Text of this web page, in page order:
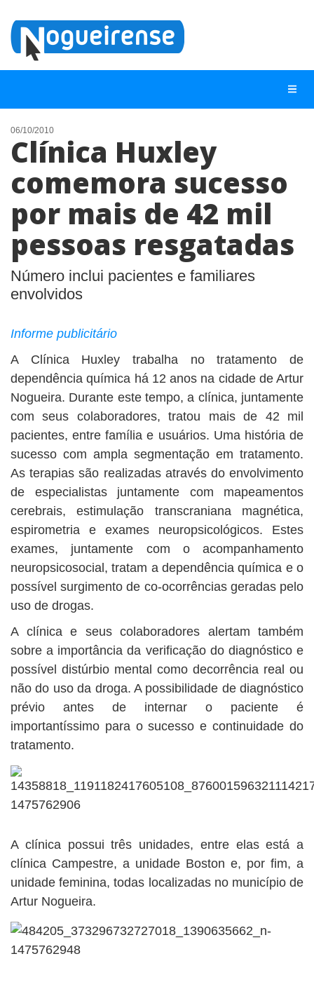
NOTÍCIAS
LISTA DIGITAL
QUEM SOMOS
CONTATO
ANUNCIE
06/10/2010
Clínica Huxley
comemora sucesso
por mais de 42 mil
pessoas resgatadas
Número inclui pacientes e familiares
envolvidos
Informe publicitário
A Clínica Huxley trabalha no tratamento de
dependência química há 12 anos na cidade de Artur
Nogueira. Durante este tempo, a clínica, juntamente
com seus colaboradores, tratou mais de 42 mil
pacientes, entre família e usuários. Uma história de
sucesso com ampla segmentação em tratamento.
As terapias são realizadas através do envolvimento
de especialistas juntamente com mapeamentos
cerebrais, estimulação transcraniana magnética,
espirometria e exames neuropsicológicos. Estes
exames, juntamente com o acompanhamento
neuropsicosocial, tratam a dependência química e o
possível surgimento de co-ocorrências geradas pelo
uso de drogas.
A clínica e seus colaboradores alertam também
sobre a importância da verificação do diagnóstico e
possível distúrbio mental como decorrência real ou
não do uso da droga. A possibilidade de diagnóstico
prévio antes de internar o paciente é
importantíssimo para o sucesso e continuidade do
tratamento.
A clínica possui três unidades, entre elas está a
clínica Campestre, a unidade Boston e, por fim, a
unidade feminina, todas localizadas no município de
Artur Nogueira.